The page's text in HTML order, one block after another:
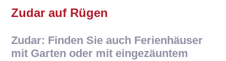
Zudar auf Rügen
Zudar: Finden Sie auch Ferienhäuser
mit Garten oder mit eingezäuntem